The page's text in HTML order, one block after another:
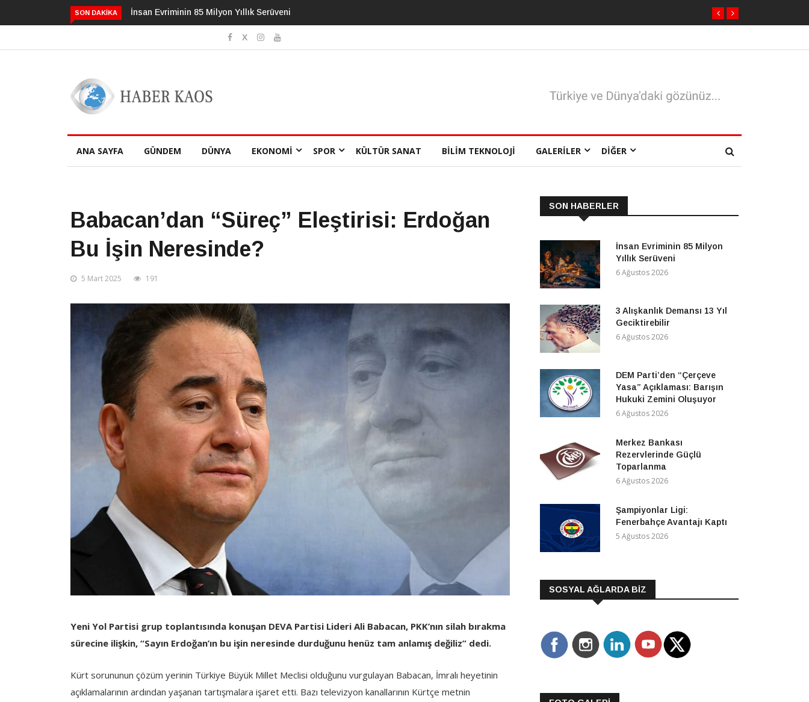
SON DAKIKA 3 Alışkanlık Demansı 13 Yıl Geciktirebilir
ANA SAYFA GÜNDEM DÜNYA EKONOMI SPOR KÜLTÜR SANAT BILIM TEKNOLOJI GALERILER DIĞER
Babacan’dan “Süreç” Eleştirisi: Erdoğan
Bu İşin Neresinde?
5 Mart 2025 191
Yeni Yol Partisi grup toplantısında konuşan DEVA Partisi Lideri Ali Babacan, PKK’nın silah bırakma
sürecine ilişkin, “Sayın Erdoğan’ın bu işin neresinde durduğunu henüz tam anlamış değiliz” dedi.
Kürt sorununun çözüm yerinin Türkiye Büyük Millet Meclisi olduğunu vurgulayan Babacan, İmralı heyetinin
açıklamalarının ardından yaşanan tartışmalara işaret etti. Bazı televizyon kanallarının Kürtçe metnin
SON HABERLER
İnsan Evriminin 85 Milyon
Yıllık Serüveni
6 Ağustos 2026
3 Alışkanlık Demansı 13 Yıl
Geciktirebilir
6 Ağustos 2026
DEM Parti’den “Çerçeve
Yasa” Açıklaması: Barışın
Hukuki Zemini Oluşuyor
6 Ağustos 2026
Merkez Bankası
Rezervlerinde Güçlü
Toparlanma
6 Ağustos 2026
Şampiyonlar Ligi:
Fenerbahçe Avantajı Kaptı
5 Ağustos 2026
SOSYAL AĞLARDA BİZ